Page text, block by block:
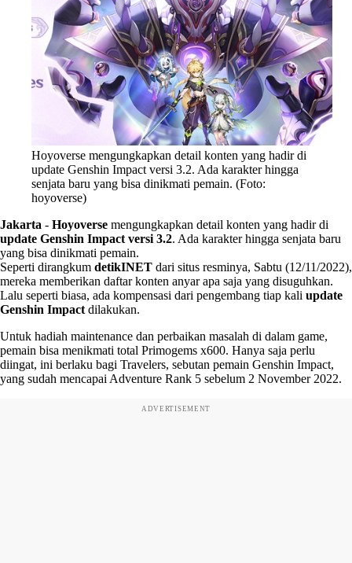
Hoyoverse mengungkapkan detail konten yang hadir di
update Genshin Impact versi 3.2. Ada karakter hingga
senjata baru yang bisa dinikmati pemain. (Foto:
hoyoverse)
Jakarta - Hoyoverse mengungkapkan detail konten yang hadir di
update Genshin Impact versi 3.2. Ada karakter hingga senjata baru
yang bisa dinikmati pemain.
Seperti dirangkum detikINET dari situs resminya, Sabtu (12/11/2022),
mereka memberikan daftar konten anyar apa saja yang disuguhkan.
Lalu seperti biasa, ada kompensasi dari pengembang tiap kali update
Genshin Impact dilakukan.
Untuk hadiah maintenance dan perbaikan masalah di dalam game,
pemain bisa menikmati total Primogems x600. Hanya saja perlu
diingat, ini berlaku bagi Travelers, sebutan pemain Genshin Impact,
yang sudah mencapai Adventure Rank 5 sebelum 2 November 2022.
ADVERTISEMENT